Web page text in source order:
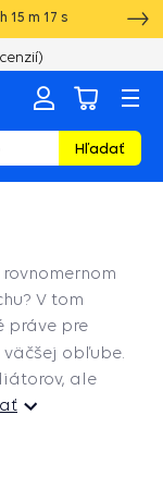
h 15 m 16 s
Hľadať
V tom
práve pre
obľube.
ale